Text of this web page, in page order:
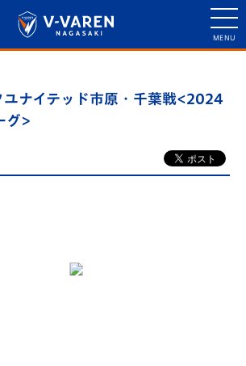
ユナイテッド市原・千葉戦<2024
グ>